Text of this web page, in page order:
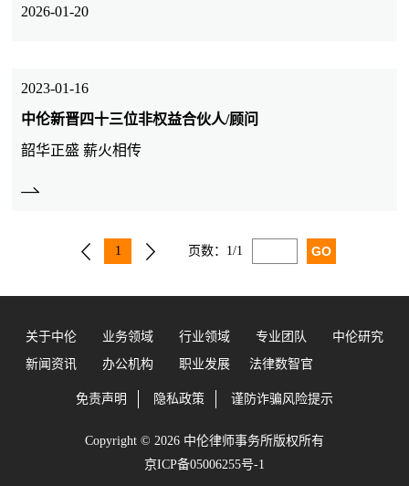
2026-01-20
2023-01-16
中伦新晋四十三位非权益合伙人/顾问
韶华正盛 薪火相传
1 页数： 1/1
关于中伦 业务领域 行业领域 专业团队
中伦研究
新闻资讯
办公机构 职业发展 法律数智官
免责声明 隐私政策 谨防诈骗风险提示
Copyright © 2026 中伦律师事务所版权所有
京ICP备05006255号-1